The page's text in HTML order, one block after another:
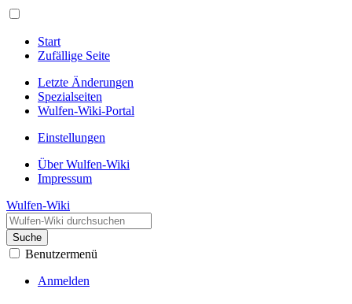
Start
Zufällige Seite
Letzte Änderungen
Spezialseiten
Wulfen-Wiki-Portal
Einstellungen
Über Wulfen-Wiki
Impressum
Wulfen-Wiki
Suche
Benutzermenü
Anmelden